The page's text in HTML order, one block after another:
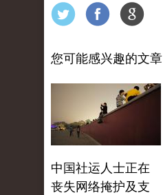
您可能感兴趣的文章
中国社运人士正在
丧失网络掩护及支